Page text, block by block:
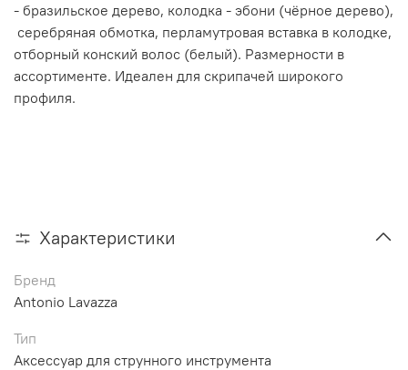
- бразильское дерево, колодка - эбони (чёрное дерево),
серебряная обмотка, перламутровая вставка в колодке,
отборный конский волос (белый). Размерности в
ассортименте. Идеален для скрипачей широкого
профиля.
Характеристики
Бренд
Antonio Lavazza
Тип
Аксессуар для струнного инструмента